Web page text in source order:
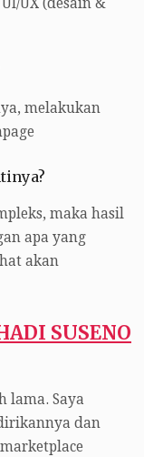
UX (desain &
melakukan
maka hasil
apa yang
akan
SUSENO
lama. Saya
dan